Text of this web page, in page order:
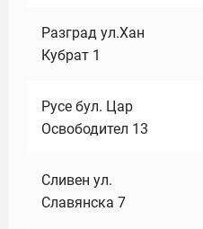
Разград ул.Хан
Кубрат 1
Русе бул. Цар
Освободител 13
Сливен ул.
Славянска 7